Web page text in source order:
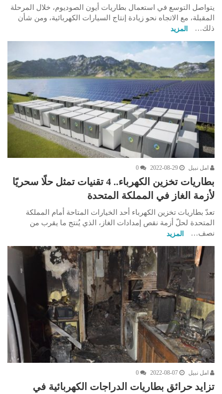
يتواصل التوسع في استعمال بطاريات أيون الصوديوم، خلال المرحلة
المقبلة، مع الاتجاه نحو زيادة إنتاج السيارات الكهربائية، ومن شأن
ذلك…
المزيد
امل نبيل 2022-08-29
0
بطاريات تخزين الكهرباء.. 4 تقنيات تمثل حلًا سحريًا
لأزمة الغاز في المملكة المتحدة
تعدّ بطاريات تخزين الكهرباء أحد الخيارات المتاحة أمام المملكة
المتحدة لحلّ أزمة نقص إمدادات الغاز، الذي يُنتج ما يقرب من
نصف…
المزيد
امل نبيل 2022-08-07
0
تزايد حرائق بطاريات الدراجات الكهربائية في